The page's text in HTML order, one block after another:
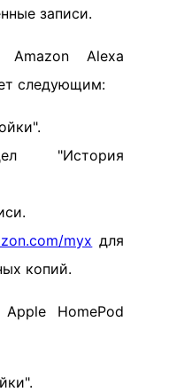
записи.
Amazon Alexa
следующим:
"История
myx для
копий.
HomePod